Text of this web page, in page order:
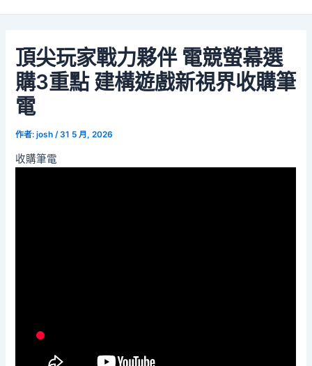
頂尖玩家戰力夥伴 電競螢幕選
購3重點 建構遊戲新視界收購筆
電
作者:josh/31 5 月, 2026
收購筆電